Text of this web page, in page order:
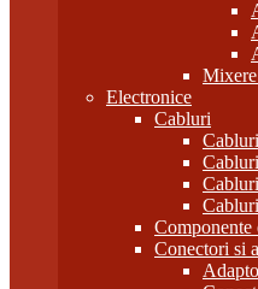
Electronice
Cabluri
Componente
Conectori si